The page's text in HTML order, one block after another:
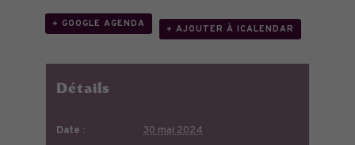
+ GOOGLE AGENDA
+ AJOUTER À ICALENDAR
Détails
Date : 30 mai 2024